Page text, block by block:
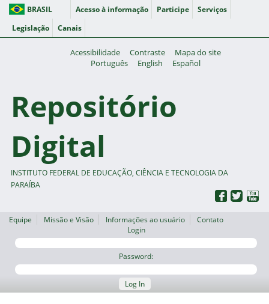
BRASIL Acesso à informação Participe
Serviços
Legislação
Canais
Acessibilidade Contraste
Mapa do site
Português
English Español
Repositório
Digital
INSTITUTO FEDERAL DE EDUCAÇÃO, CIÊNCIA E TECNOLOGIA DA
PARAÍBA
Equipe Missão e Visão Informações ao usuário
Contato
Login
Password:
Log In